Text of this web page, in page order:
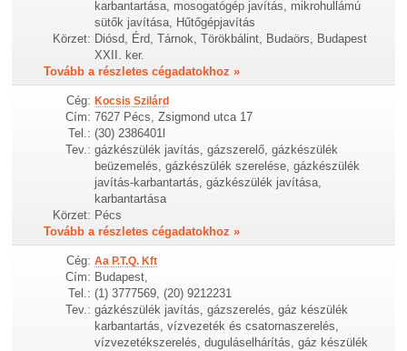
karbantartása, mosogatógép javítás, mikrohullámú
sütők javítása, Hűtőgépjavítás
Körzet: Diósd, Érd, Tárnok, Törökbálint, Budaörs, Budapest
XXII. ker.
Tovább a részletes cégadatokhoz »
Cég: Kocsis Szilárd
Cím: 7627 Pécs, Zsigmond utca 17
Tel.: (30) 2386401l
Tev.: gázkészülék javítás, gázszerelő, gázkészülék
beüzemelés, gázkészülék szerelése, gázkészülék
javítás-karbantartás, gázkészülék javítása,
karbantartása
Körzet: Pécs
Tovább a részletes cégadatokhoz »
Cég: Aa P.T.Q. Kft
Cím: Budapest,
Tel.: (1) 3777569, (20) 9212231
Tev.: gázkészülék javítás, gázszerelés, gáz készülék
karbantartás, vízvezeték és csatornaszerelés,
vízvezetékszerelés, duguláselhárítás, gáz készülék